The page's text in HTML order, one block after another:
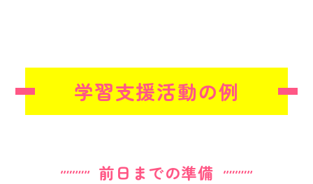
学習支援活動の例
前日までの準備